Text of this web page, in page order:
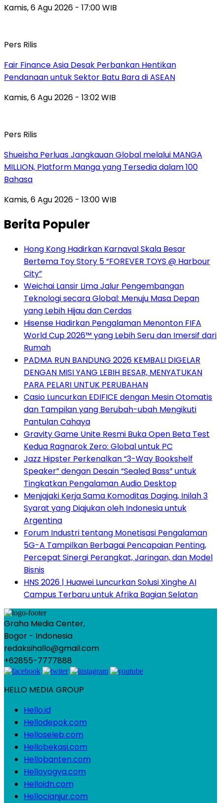
Kamis, 6 Agu 2026 - 17:00 WIB
Pers Rilis
Fair Finance Asia Desak Perbankan Hentikan
Pendanaan untuk Sektor Batu Bara di ASEAN
Kamis, 6 Agu 2026 - 13:02 WIB
Pers Rilis
Shueisha Perluas Jangkauan Global melalui MANGA
MILLION, Platform Manga yang Tersedia dalam 100
Bahasa
Kamis, 6 Agu 2026 - 13:00 WIB
Berita Populer
Hong Kong Hadirkan Karnaval Skala Besar
Bertema Toy Story 5 “FOREVER TOYS @ Harbour
City”
Weichai Lansir Lima Jalur Pengembangan
Teknologi secara Global: Menuju Masa Depan
yang Lebih Hijau dan Cerdas
Hisense Hadirkan Pengalaman Menonton FIFA
World Cup 2026™ yang Lebih Seru dan Imersif dari
Rumah
PADMA RUN BANDUNG 2026 KEMBALI DIGELAR
DENGAN MISI YANG LEBIH BESAR, MENYATUKAN
PARA PELARI UNTUK PERUBAHAN
Casio Luncurkan EDIFICE dengan Mesin Otomatis
dan Tampilan yang Berubah-ubah Mengikuti
Pantulan Cahaya
Gravity Game Unite Resmi Buka Open Beta Test
Kedua Ragnarok Zero: Global untuk PC
Jazz Hipster Perkenalkan “3-Way Bookshelf
Speaker” dengan Desain “Sealed Bass” untuk
Tingkatkan Pengalaman Audio Desktop
Menjajaki Kerja Sama Komoditas Daging, Inilah 3
Syarat yang Diajukan oleh Indonesia untuk
Argentina
Forum Industri tentang Monetisasi Pengalaman
5G-A Tampilkan Berbagai Pencapaian Penting,
Percepat Sinergi Perangkat, Jaringan, dan Model
Bisnis
HNS 2026 | Huawei Luncurkan Solusi Xinghe AI
Campus Terbaru untuk Afrika Bagian Selatan
Graha Media Center,
Bogor - Indonesia
redaksihallo@gmail.com
+62855-7777888
HELLO MEDIA GROUP
Hello.id
Hellodepok.com
Helloseleb.com
Hellobekasi.com
Hellobanten.com
Helloyogya.com
Helloidn.com
Hellocianjur.com